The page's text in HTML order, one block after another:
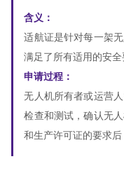
含义：
适航证是针对每一架
满足了所有适用的安全
申请过程：
无人机所有者或运营
检查和测试，确认无
和生产许可证的要求后